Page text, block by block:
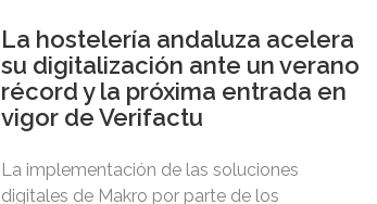
La hostelería andaluza acelera
su digitalización ante un verano
récord y la próxima entrada en
vigor de Verifactu
La implementación de las soluciones
digitales de Makro por parte de los